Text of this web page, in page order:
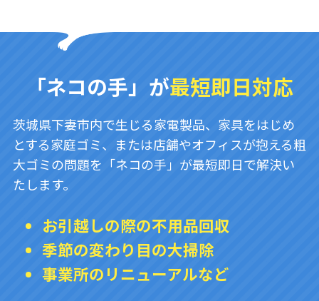
「ネコの手」が最短即日対応
茨城県下妻市内で生じる家電製品、家具をはじめ
とする家庭ゴミ、または店舗やオフィスが抱える粗
大ゴミの問題を「ネコの手」が最短即日で解決い
たします。
お引越しの際の不用品回収
季節の変わり目の大掃除
事業所のリニューアルなど